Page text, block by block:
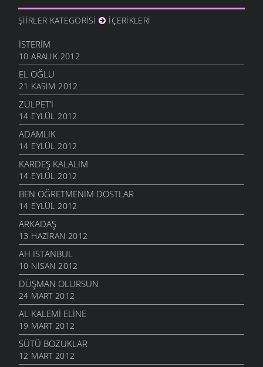
ŞIIRLER KATEGORISI İÇERIKLERI
İSTERIM
10 ARALIK 2012
EL OĞLU
21 KASIM 2012
ZÜLPET’I
14 EYLÜL 2012
ADAMLIK
14 EYLÜL 2012
KARDEŞ KALALIM
14 EYLÜL 2012
BEN ÖĞRETMENIM DOSTLAR
14 EYLÜL 2012
ARKADAŞ
13 HAZIRAN 2012
AH İSTANBUL
10 NISAN 2012
DÜŞMAN OLURSUN
24 MART 2012
AL KALEMI ELINE
19 MART 2012
SÜTÜ BOZUKLAR
12 MART 2012